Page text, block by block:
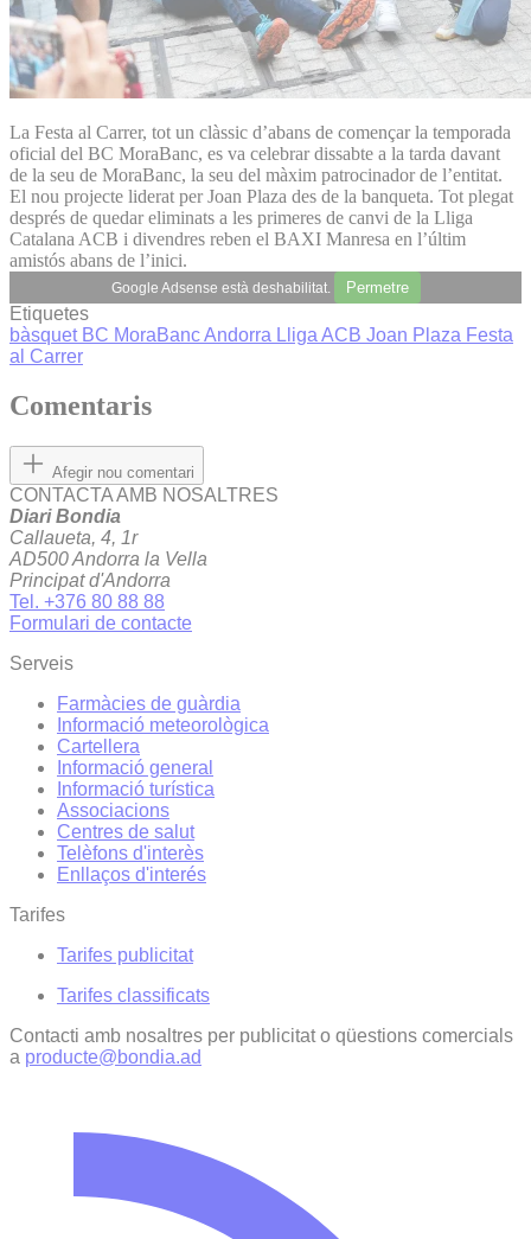
La Festa al Carrer, tot un clàssic d’abans de començar la temporada
oficial del BC MoraBanc, es va celebrar dissabte a la tarda davant
de la seu de MoraBanc, la seu del màxim patrocinador de l’entitat.
El nou projecte liderat per Joan Plaza des de la banqueta. Tot plegat
després de quedar eliminats a les primeres de canvi de la Lliga
Catalana ACB i divendres reben el BAXI Manresa en l’últim
amistós abans de l’inici.
Google Adsense està deshabilitat. Permetre
Etiquetes
bàsquet BC MoraBanc Andorra Lliga ACB Joan Plaza Festa
al Carrer
Comentaris
Afegir nou comentari
CONTACTA AMB NOSALTRES
Diari Bondia
Callaueta, 4, 1r
AD500 Andorra la Vella
Principat d'Andorra
Tel. +376 80 88 88
Formulari de contacte
Serveis
Farmàcies de guàrdia
Informació meteorològica
Cartellera
Informació general
Informació turística
Associacions
Centres de salut
Telèfons d'interès
Enllaços d'interés
Tarifes
Tarifes publicitat
Tarifes classificats
Contacti amb nosaltres per publicitat o qüestions comercials
a producte@bondia.ad